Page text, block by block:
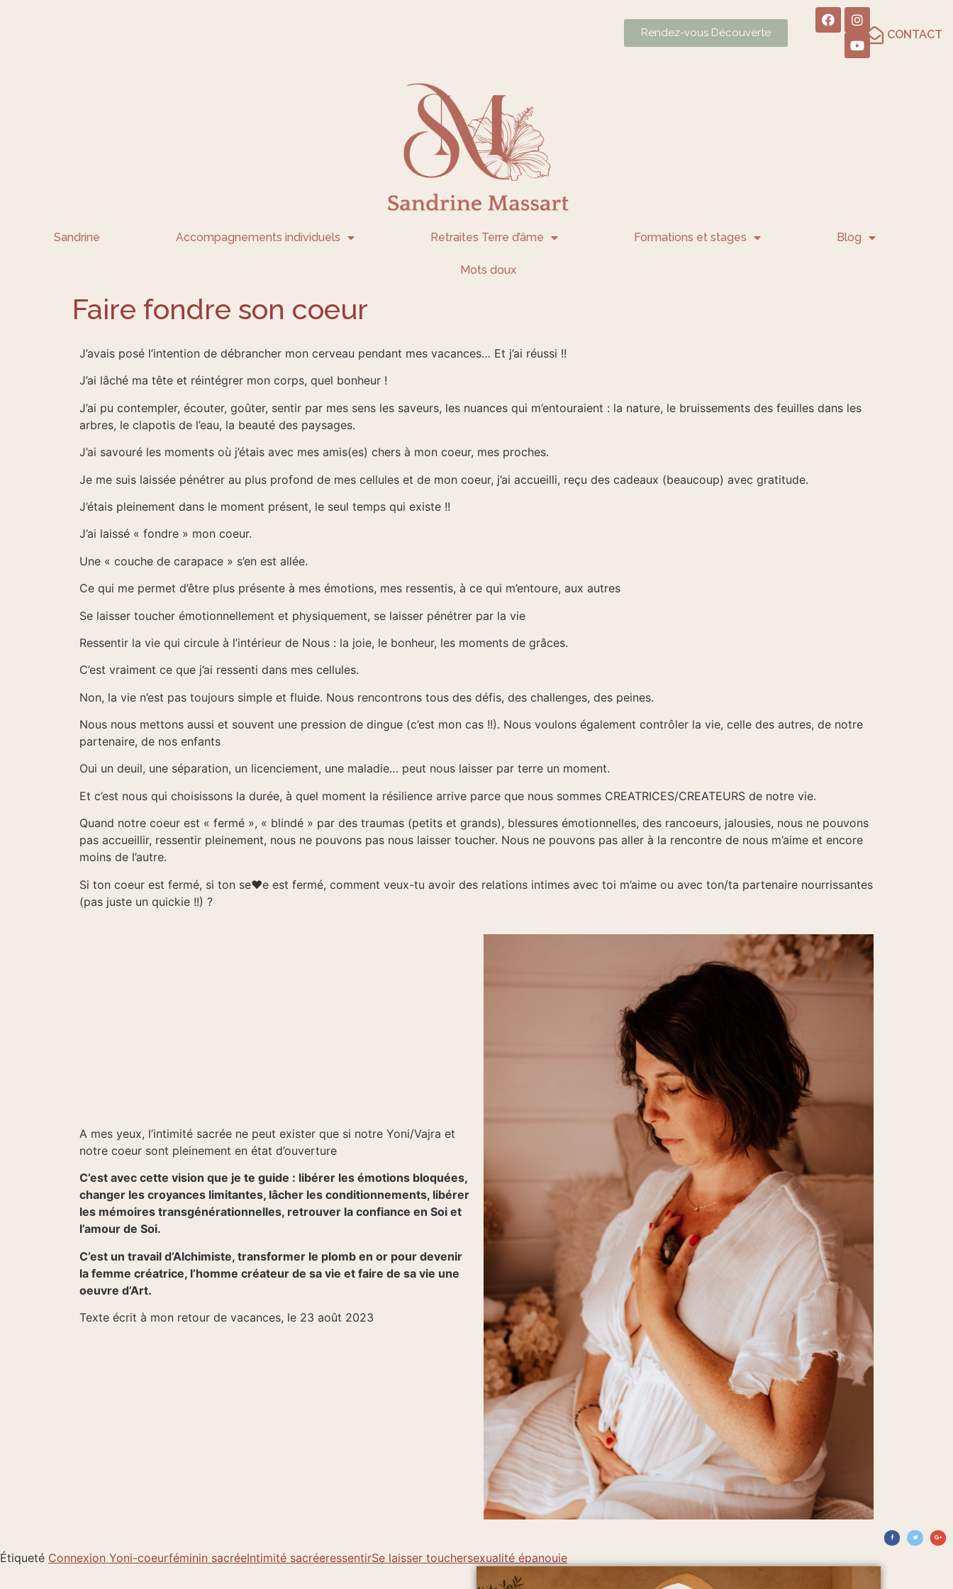
Rendez-vous Découverte CONTACT
Sandrine Accompagnements individuels Retraites Terre d’âme Formations et stages Blog
Mots doux
Faire fondre son coeur
J’avais posé l’intention de débrancher mon cerveau pendant mes vacances… Et j’ai réussi !!
J’ai lâché ma tête et réintégrer mon corps, quel bonheur !
J’ai pu contempler, écouter, goûter, sentir par mes sens les saveurs, les nuances qui m’entouraient : la nature, le bruissements des feuilles dans les
arbres, le clapotis de l’eau, la beauté des paysages.
J’ai savouré les moments où j’étais avec mes amis(es) chers à mon coeur, mes proches.
Je me suis laissée pénétrer au plus profond de mes cellules et de mon coeur, j’ai accueilli, reçu des cadeaux (beaucoup) avec gratitude.
J’étais pleinement dans le moment présent, le seul temps qui existe !!
J’ai laissé « fondre » mon coeur.
Une « couche de carapace » s’en est allée.
Ce qui me permet d’être plus présente à mes émotions, mes ressentis, à ce qui m’entoure, aux autres
Se laisser toucher émotionnellement et physiquement, se laisser pénétrer par la vie
Ressentir la vie qui circule à l’intérieur de Nous : la joie, le bonheur, les moments de grâces.
C’est vraiment ce que j’ai ressenti dans mes cellules.
Non, la vie n’est pas toujours simple et fluide. Nous rencontrons tous des défis, des challenges, des peines.
Nous nous mettons aussi et souvent une pression de dingue (c’est mon cas !!). Nous voulons également contrôler la vie, celle des autres, de notre
partenaire, de nos enfants
Oui un deuil, une séparation, un licenciement, une maladie… peut nous laisser par terre un moment.
Et c’est nous qui choisissons la durée, à quel moment la résilience arrive parce que nous sommes CREATRICES/CREATEURS de notre vie.
Quand notre coeur est « fermé », « blindé » par des traumas (petits et grands), blessures émotionnelles, des rancoeurs, jalousies, nous ne pouvons
pas accueillir, ressentir pleinement, nous ne pouvons pas nous laisser toucher. Nous ne pouvons pas aller à la rencontre de nous m’aime et encore
moins de l’autre.
Si ton coeur est fermé, si ton se♥e est fermé, comment veux-tu avoir des relations intimes avec toi m’aime ou avec ton/ta partenaire nourrissantes
(pas juste un quickie !!) ?
A mes yeux, l’intimité sacrée ne peut exister que si notre Yoni/Vajra et
notre coeur sont pleinement en état d’ouverture
C’est avec cette vision que je te guide : libérer les émotions bloquées,
changer les croyances limitantes, lâcher les conditionnements, libérer
les mémoires transgénérationnelles, retrouver la confiance en Soi et
l’amour de Soi.
C’est un travail d’Alchimiste, transformer le plomb en or pour devenir
la femme créatrice, l’homme créateur de sa vie et faire de sa vie une
oeuvre d’Art.
Texte écrit à mon retour de vacances, le 23 août 2023
Étiqueté Connexion Yoni-coeurféminin sacréeIntimité sacréeressentirSe laisser touchersexualité épanouie